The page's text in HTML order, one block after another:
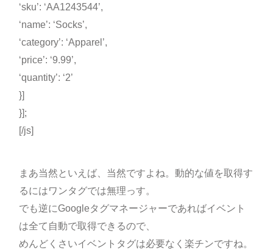
‘sku’: ‘AA1243544’,
‘name’: ‘Socks’,
‘category’: ‘Apparel’,
‘price’: ‘9.99’,
‘quantity’: ‘2’
}]
}];
[/js]
まあ当然といえば、当然ですよね。動的な値を取得す
るにはワンタグでは無理っす。
でも逆にGoogleタグマネージャーであればイベント
は全て自動で取得できるので、
めんどくさいイベントタグは必要なく楽チンですね。